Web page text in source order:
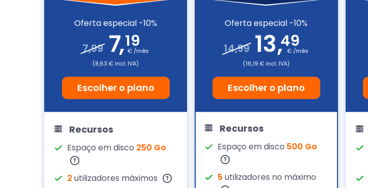
Oferta especial -10%
7,99 7,19
€ /mês
(8,63 € incl. IVA)
Escolher o plano
Recursos
Espaço em disco 250 Go
2 utilizadores máximos
Oferta especial -10%
14,99 13,49
€ /mês
(16,19 € incl. IVA)
Escolher o plano
Recursos
Espaço em disco 500 Go
5 utilizadores no máximo